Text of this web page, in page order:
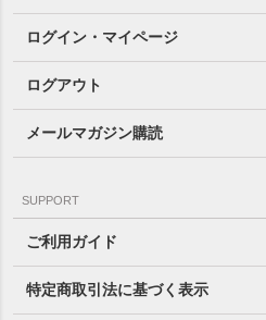
ログイン・マイページ
ログアウト
メールマガジン購読
SUPPORT
ご利用ガイド
特定商取引法に基づく表示